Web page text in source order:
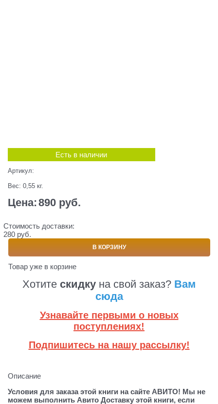
Есть в наличии
Артикул:
Вес: 0,55 кг.
Цена:890 руб.
Стоимость доставки:
280 руб.
В КОРЗИНУ
Товар уже в корзине
Хотите скидку на свой заказ? Вам
сюда
Узнавайте первыми о новых
поступлениях!
Подпишитесь на нашу рассылку!
Описание
Условия для заказа этой книги на сайте АВИТО! Мы не
можем выполнить Авито Доставку этой книги, если